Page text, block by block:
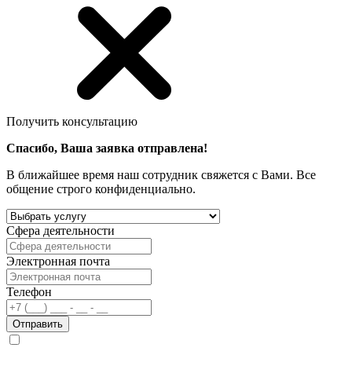
Получить консультацию
Спасибо, Ваша заявка отправлена!
В ближайшее время наш сотрудник свяжется с Вами. Все
общение строго конфиденциально.
Сфера деятельности
Электронная почта
Телефон
Отправить